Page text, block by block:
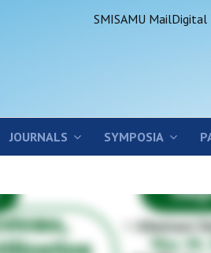
SMISAMU MailDigital
JOURNALS SYMPOSIA